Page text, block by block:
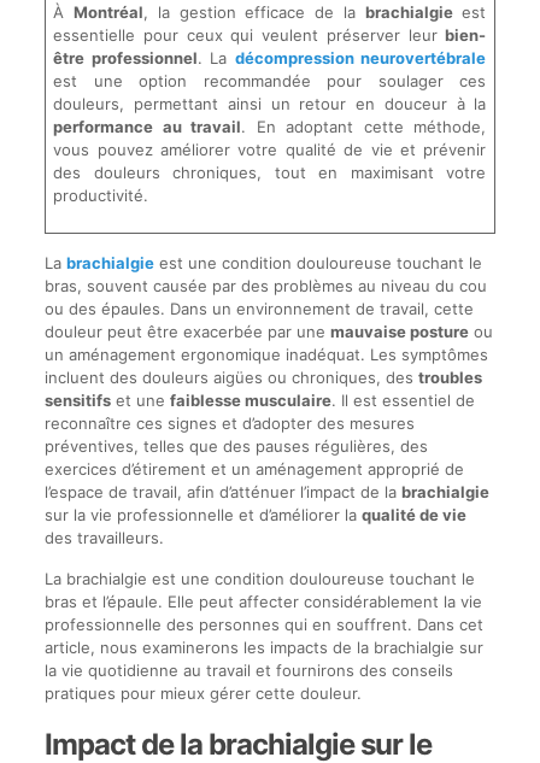
ÀMontréal, la gestion efficace de la brachialgieest
essentielle pour ceux qui veulent préserver leurbien-
être professionnel. La décompression neurovertébrale
est une option recommandée pour soulager ces
douleurs, permettant ainsi un retour en douceur à la
performance au travail. En adoptant cette méthode,
vous pouvez améliorer votre qualité de vie et prévenir
des douleurs chroniques, tout en maximisant votre
productivité.
La brachialgieest une condition douloureuse touchant le
bras, souvent causée par des problèmes au niveau du cou
ou des épaules. Dans un environnement de travail, cette
douleur peut être exacerbée par une mauvaise postureou
un aménagement ergonomique inadéquat. Les symptômes
incluent des douleurs aigües ou chroniques, des troubles
sensitifset une faiblesse musculaire. Il est essentiel de
reconnaître ces signes et d’adopter des mesures
préventives, telles que des pauses régulières, des
exercices d’étirement et un aménagement approprié de
l’espace de travail, afin d’atténuer l’impact de la brachialgie
sur la vie professionnelle et d’améliorer la qualité de vie
des travailleurs.
La brachialgie est une condition douloureuse touchant le
bras et l’épaule. Elle peut affecter considérablement la vie
professionnelle des personnes qui en souffrent. Dans cet
article, nous examinerons les impacts de la brachialgie sur
la vie quotidienne au travail et fournirons des conseils
pratiques pour mieux gérer cette douleur.
Impact de la brachialgie sur le